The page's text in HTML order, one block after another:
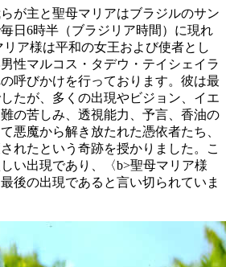
が主と聖母マリアはブラジルのサン
日6時半（ブラジリア時間）に現れ
ア様は平和の女王および使者とし
性マルコス・タデウ・テイシェイラ
呼びかけを行っております。彼は最
たが、多くの出現やビジョン、イエ
の苦しみ、透視能力、予言、香油の
悪魔から解き放たれた憑依者たち、
れたという奇跡を授かりました。こ
い出現であり、〈b>聖母マリア様
後の出現であると言い切られていま